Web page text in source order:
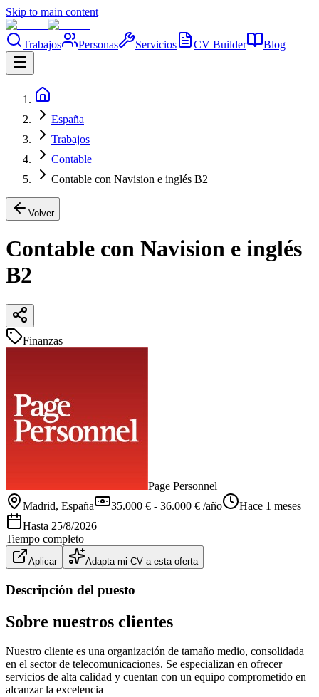
Skip to main content
Trabajos Personas Servicios CV Builder Blog
España
Trabajos
Contable
Contable con Navision e inglés B2
Volver
Contable con Navision e inglés
B2
Finanzas
Page Personnel
Madrid, España 35.000 € - 36.000 € /año
Hace 1 meses
Hasta 25/8/2026
Tiempo completo
Aplicar Adapta mi CV a esta oferta
Descripción del puesto
Sobre nuestros clientes
Nuestro cliente es una organización de tamaño medio, consolidada
en el sector de telecomunicaciones. Se especializan en ofrecer
servicios de alta calidad y cuentan con un equipo comprometido en
alcanzar la excelencia